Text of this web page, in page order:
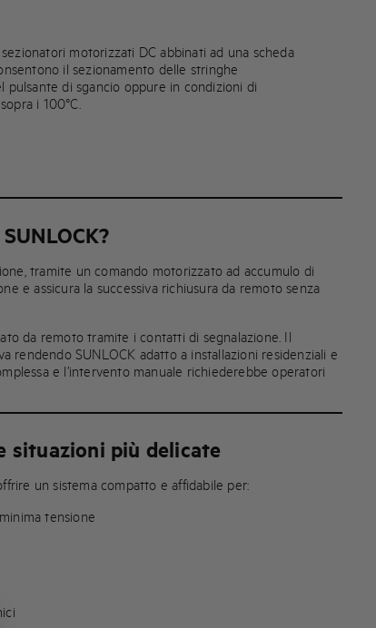
motorizzati DC abbinati ad una scheda
il sezionamento delle stringhe
pulsante di sgancio oppure in condizioni di
i 100°C.
tramite un comando motorizzato ad accumulo di
e assicura la successiva richiusura da remoto senza
da remoto tramite i contatti di segnalazione. Il
SUNLOCK adatto a installazioni residenziali e
e l’intervento manuale richiederebbe operatori
situazioni più delicate
un sistema compatto e affidabile per:
tensione